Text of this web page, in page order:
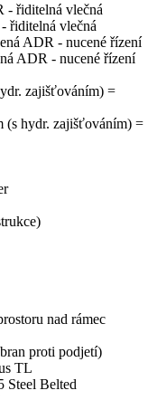
- řiditelná vlečná
řiditelná vlečná
ADR - nucené řízení
ADR - nucené řízení
zajišťováním) =
(s hydr. zajišťováním) =
nad rámec
proti podjetí)
TL
Belted